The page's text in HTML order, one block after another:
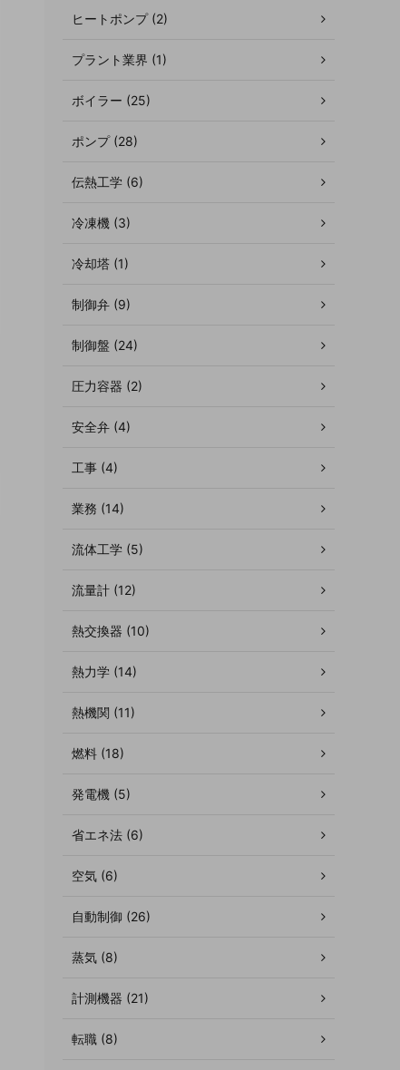
ヒートポンプ (2)
プラント業界 (1)
ボイラー (25)
ポンプ (28)
伝熱工学 (6)
冷凍機 (3)
冷却塔 (1)
制御弁 (9)
制御盤 (24)
圧力容器 (2)
安全弁 (4)
工事 (4)
業務 (14)
流体工学 (5)
流量計 (12)
熱交換器 (10)
熱力学 (14)
熱機関 (11)
燃料 (18)
発電機 (5)
省エネ法 (6)
空気 (6)
自動制御 (26)
蒸気 (8)
計測機器 (21)
転職 (8)